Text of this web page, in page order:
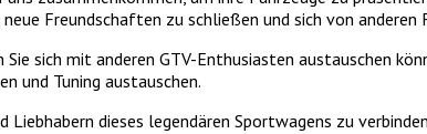
Freundschaften zu schließen und sich von anderen
sich mit anderen GTV-Enthusiasten austauschen
und Tuning austauschen.
dieses legendären Sportwagens zu